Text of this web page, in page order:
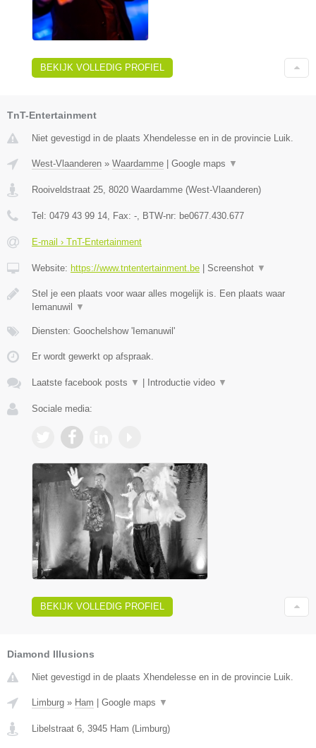
BEKIJK VOLLEDIG PROFIEL
TnT-Entertainment
Niet gevestigd in de plaats Xhendelesse en in de provincie Luik.
West-Vlaanderen » Waardamme Google maps ▼
Rooiveldstraat 25, 8020 Waardamme (West-Vlaanderen)
Tel: 0479 43 99 14, Fax: -, BTW-nr: be0677.430.677
E-mail › TnT-Entertainment
Website: https://www.tntentertainment.be Screenshot ▼
Stel je een plaats voor waar alles mogelijk is. Een plaats waar
Iemanuwil
▼
Diensten: Goochelshow 'Iemanuwil'
Er wordt gewerkt op afspraak.
Laatste facebook posts ▼ Introductie video ▼
Sociale media:
BEKIJK VOLLEDIG PROFIEL
Diamond Illusions
Niet gevestigd in de plaats Xhendelesse en in de provincie Luik.
Limburg » Ham Google maps ▼
Libelstraat 6 3945 Ham ( Limburg)